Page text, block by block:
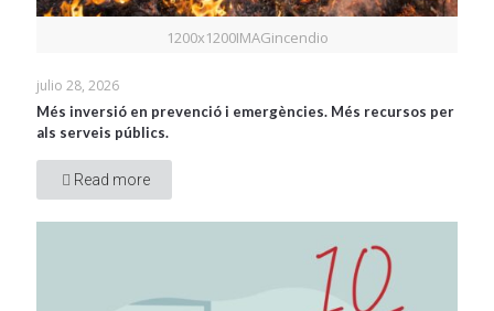
1200x1200IMAGincendio
julio 28, 2026
Més inversió en prevenció i emergències. Més recursos per
als serveis públics.
Read more